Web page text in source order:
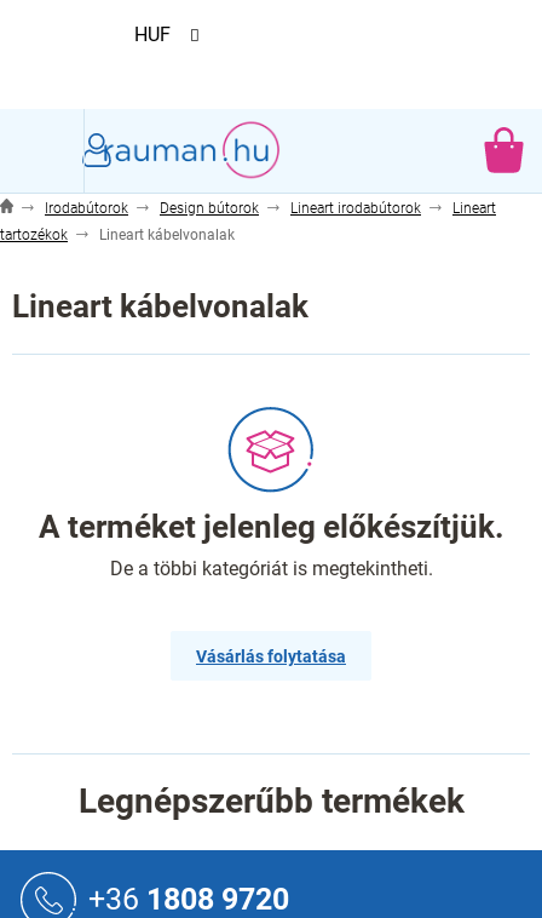
HUF
Irodabútorok Design bútorok Lineart irodabútorok
Lineart
tartozékok
Lineart kábelvonalak
Lineart kábelvonalak
A terméket jelenleg előkészítjük.
De a többi kategóriát is megtekintheti.
Vásárlás folytatása
Legnépszerűbb termékek
+36 1808 9720